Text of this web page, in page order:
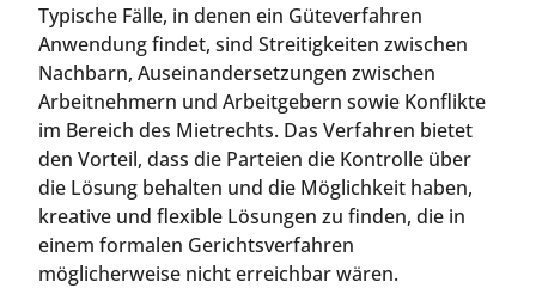
Typische Fälle, in denen ein Güteverfahren
Anwendung findet, sind Streitigkeiten zwischen
Nachbarn, Auseinandersetzungen zwischen
Arbeitnehmern und Arbeitgebern sowie Konflikte
im Bereich des Mietrechts. Das Verfahren bietet
den Vorteil, dass die Parteien die Kontrolle über
die Lösung behalten und die Möglichkeit haben,
kreative und flexible Lösungen zu finden, die in
einem formalen Gerichtsverfahren
möglicherweise nicht erreichbar wären.